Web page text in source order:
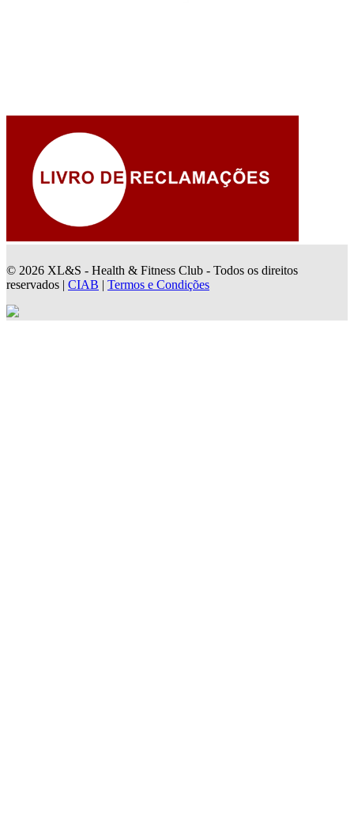
© 2026 XL&S - Health & Fitness Club - Todos os direitos
reservados | CIAB | Termos e Condições